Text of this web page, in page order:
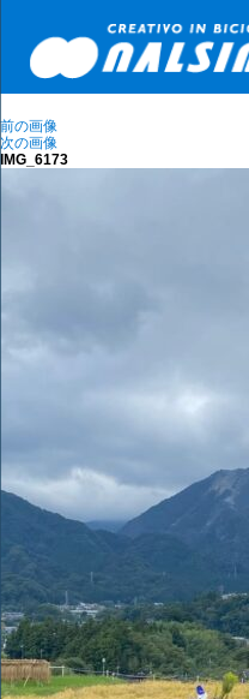
前の画像
次の画像
IMG_6173